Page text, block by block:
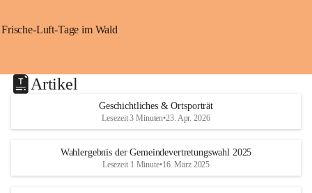
Frische-Luft-Tage im Wald
Artikel
Geschichtliches & Ortsporträt
Lesezeit 3 Minuten•23. Apr. 2026
Wahlergebnis der Gemeindevertretungswahl 2025
Lesezeit 1 Minute•16. März 2025